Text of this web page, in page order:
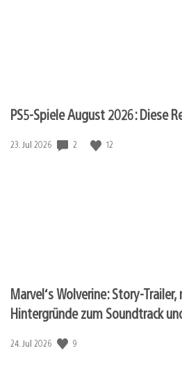
PS5-Spiele August 2026: Diese
Veröffentlichungsdatum:
23. Jul 2026 2 12
Marvel‘s Wolverine: Story-
Hintergründe zum Soundtrack
Veröffentlichungsdatum:
24. Jul 2026 9